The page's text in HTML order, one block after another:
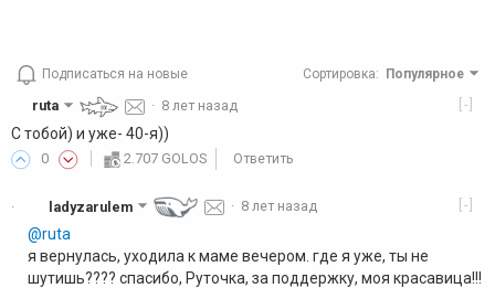
Подписаться на новые Сортировка: Популярное
[-]
ruta · 8 лет назад
С тобой) и уже- 40-я))
0 2.707 GOLOS Ответить
· [-]
ladyzarulem · 8 лет назад
@ruta
я вернулась, уходила к маме вечером. где я уже, ты не
шутишь???? спасибо, Руточка, за поддержку, моя красавица!!!